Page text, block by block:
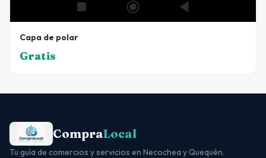
Capa de polar
Gratis
CompraLocal
Tu guía de comercios y servicios en Necochea y Quequén.